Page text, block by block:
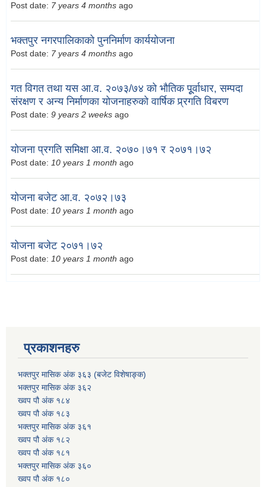
Post date: 7 years 4 months ago
भक्तपुर नगरपालिकाको पुननिर्माण कार्ययोजना
Post date: 7 years 4 months ago
गत विगत तथा यस आ.व. २०७३/७४ को भौतिक पूूर्वाधार, सम्पदा
संरक्षण र अन्य निर्माणका योजनाहरुको वार्षिक प्र्रगति विबरण
Post date: 9 years 2 weeks ago
योजना प्रगति समिक्षा आ.व. २०७०।७१ र २०७१।७२
Post date: 10 years 1 month ago
योजना बजेट आ.व. २०७२।७३
Post date: 10 years 1 month ago
योजना बजेट २०७१।७२
Post date: 10 years 1 month ago
प्रकाशनहरु
भक्तपुर मासिक अंक ३६३ (बजेट विशेषाङ्क)
भक्तपुर मासिक अंक ३६२
ख्वप पौ अंक १८४
ख्वप पौ अंक १८३
भक्तपुर मासिक अंक ३६१
ख्वप पौ अंक १८२
ख्वप पौ अंक १८१
भक्तपुर मासिक अंक ३६०
ख्वप पौ अंक १८०